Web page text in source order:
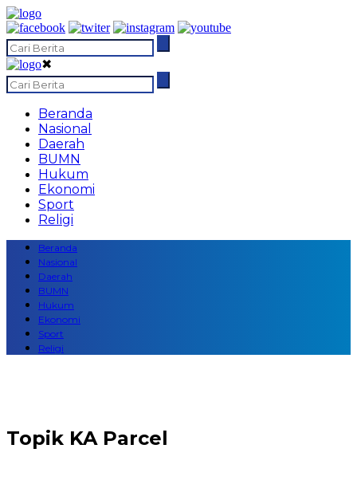
✖
Beranda
Nasional
Daerah
BUMN
Hukum
Ekonomi
Sport
Religi
Beranda
Nasional
Daerah
BUMN
Hukum
Ekonomi
Sport
Religi
Topik KA Parcel